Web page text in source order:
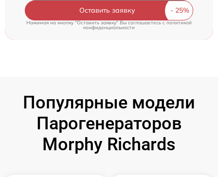
Оставить заявку
Нажимая на кнопку "Оставить заявку" Вы соглашаетесь cполитикой
конфиденциальности
Популярные модели
Парогенераторов
Morphy Richards